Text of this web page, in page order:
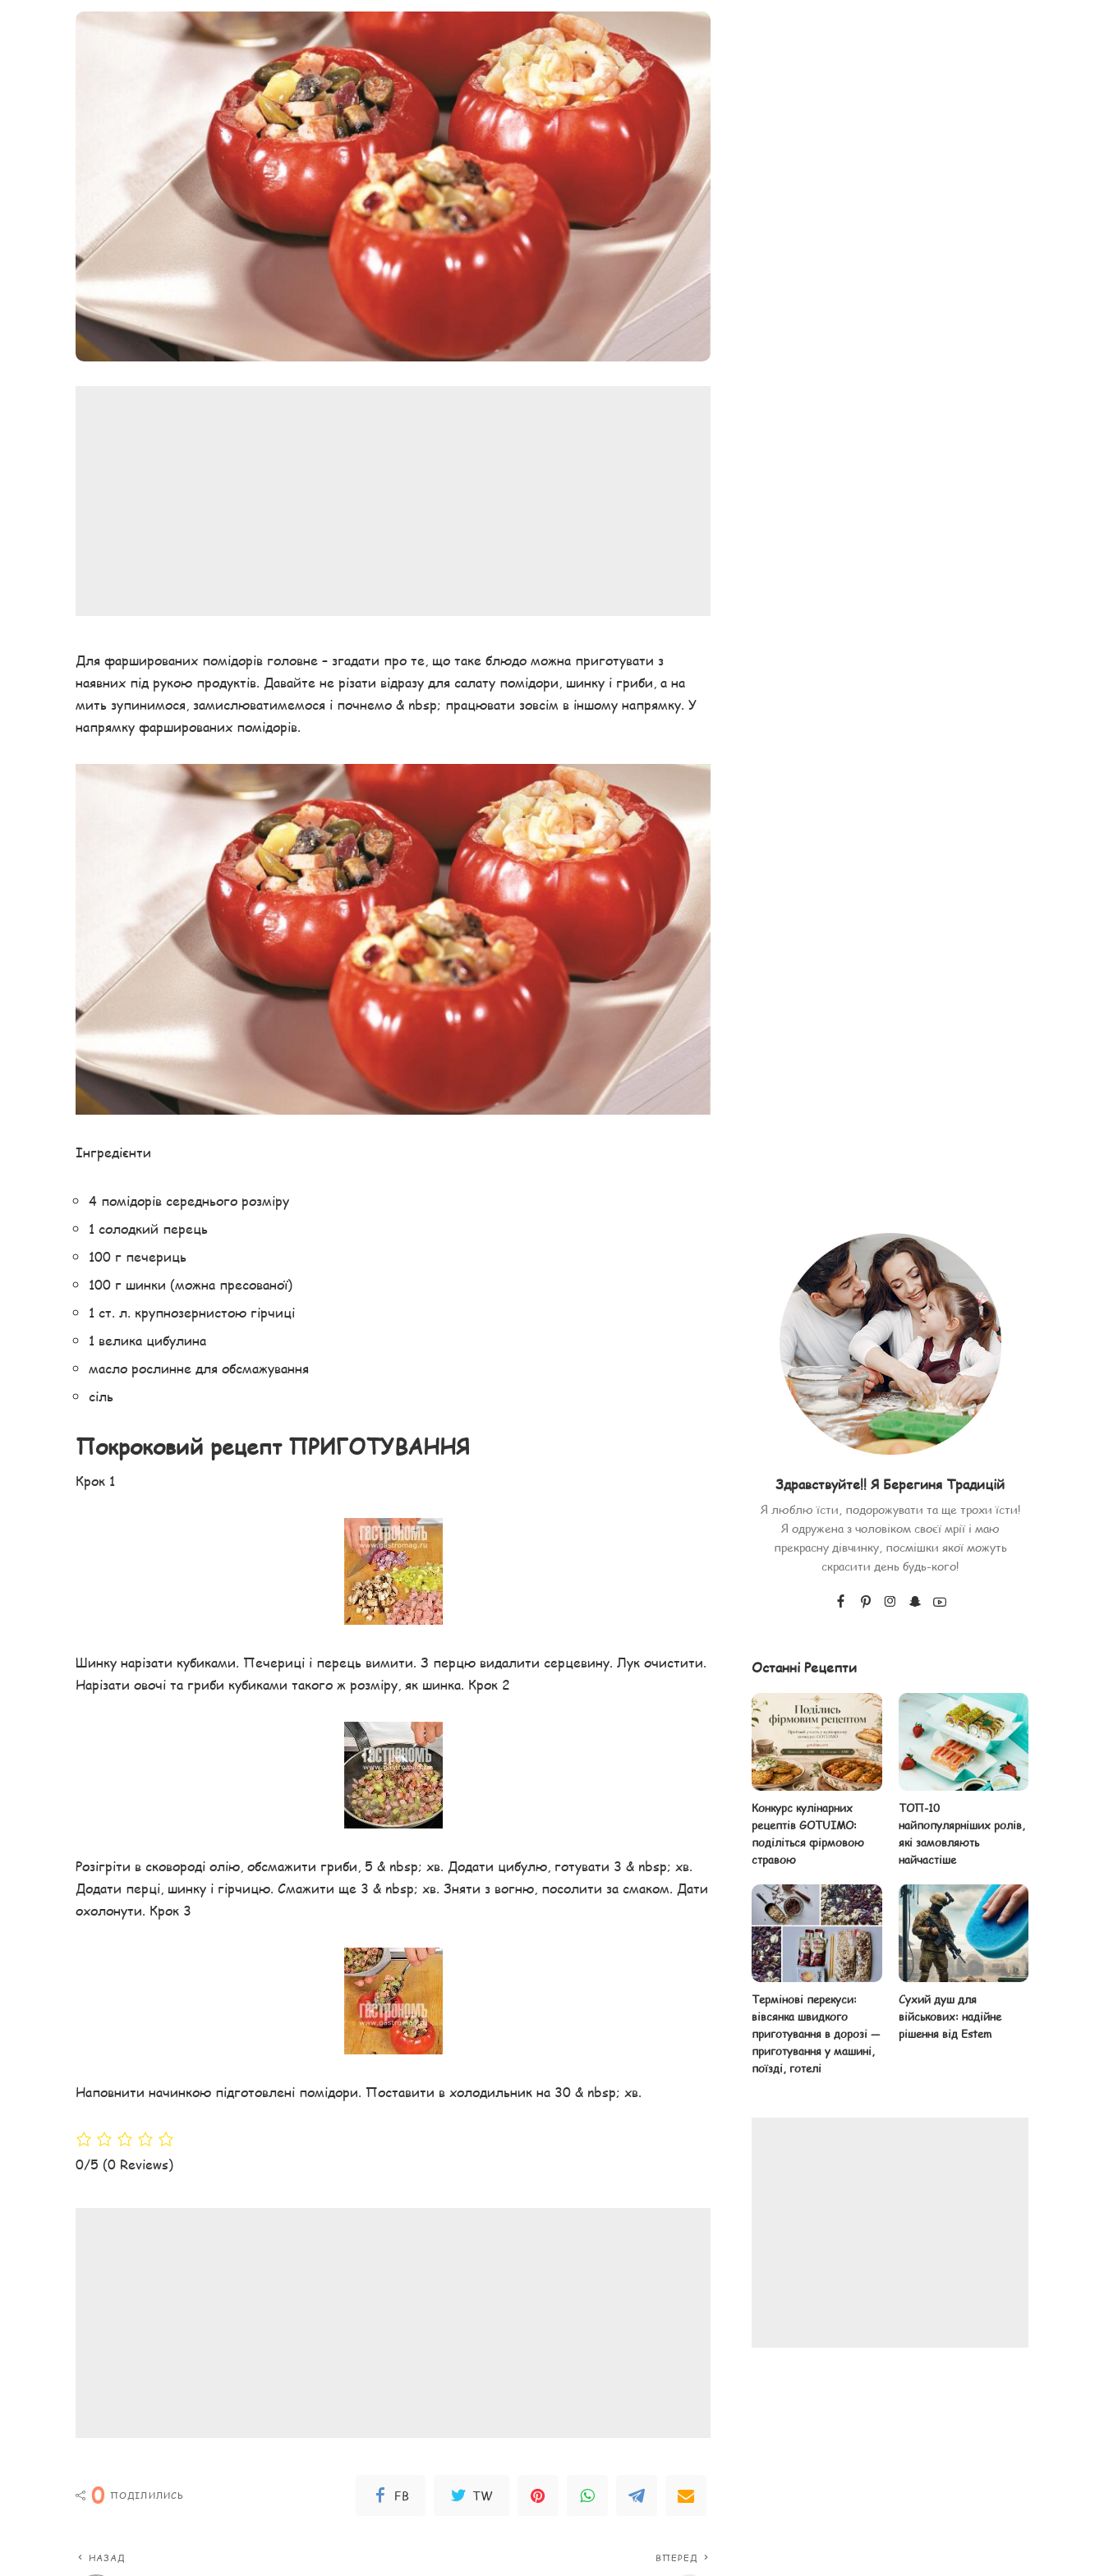
Мясо по-французьки
Для фаршированих помідорів головне – згадати про те, що таке блюдо можна приготувати з
наявних під рукою продуктів. Давайте не різати відразу для салату помідори, шинку і гриби, а на
мить зупинимося, замислюватимемося і почнемо & nbsp; працювати зовсім в іншому напрямку. У
напрямку фаршированих помідорів.
Інгредієнти
4 помідорів середнього розміру
1 солодкий перець
100 г печериць
100 г шинки (можна пресованої)
1 ст. л. крупнозернистою гірчиці
1 велика цибулина
масло рослинне для обсмажування
сіль
Покроковий рецепт ПРИГОТУВАННЯ
Крок 1
Шинку нарізати кубиками. Печериці і перець вимити. З перцю видалити серцевину. Лук очистити.
Нарізати овочі та гриби кубиками такого ж розміру, як шинка. Крок 2
Розігріти в сковороді олію, обсмажити гриби, 5 & nbsp; хв. Додати цибулю, готувати 3 & nbsp; хв.
Додати перці, шинку і гірчицю. Смажити ще 3 & nbsp; хв. Зняти з вогню, посолити за смаком. Дати
охолонути. Крок 3
Наповнити начинкою підготовлені помідори. Поставити в холодильник на 30 & nbsp; хв.
0/5 (0 Reviews)
0 ПОДІЛИЛИСЬ FB TW
НАЗАД ВПЕРЕД
Здравствуйте!! Я Берегиня Традицій
Я люблю їсти, подорожувати та ще трохи їсти!
Я одружена з чоловіком своєї мрії і маю
прекрасну дівчинку, посмішки якої можуть
скрасити день будь-кого!
Останні Рецепти
Конкурс кулінарних
рецептів GOTUIMO:
поділіться фірмовою
стравою
ТОП-10
найпопулярніших ролів,
які замовляють
найчастіше
Термінові перекуси:
вівсянка швидкого
приготування в дорозі —
приготування у машині,
поїзді, готелі
Сухий душ для
військових: надійне
рішення від Estem